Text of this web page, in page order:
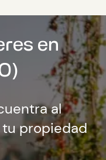
en
al
tu propiedad